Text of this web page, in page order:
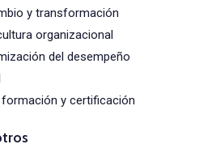
y transformación
organizacional
del desempeño
y certificación